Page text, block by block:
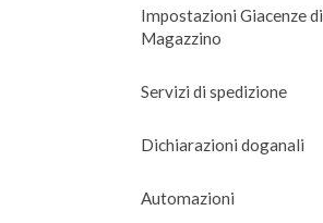
Impostazioni Giacenze di
Magazzino
Servizi di spedizione
Dichiarazioni doganali
Automazioni